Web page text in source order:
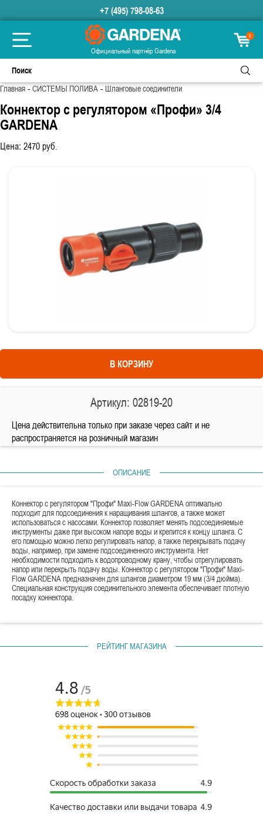
+7 (495) 798-08-63
Официальный партнёр Gardena
0
Главная-СИСТЕМЫ ПОЛИВА-Шланговые соединители
Коннектор с регулятором «Профи» 3/4
GARDENA
Цена: 2470руб.
В КОРЗИНУ
Артикул: 02819-20
Цена действительна только при заказе через сайт и не
распространяется на розничный магазин
ОПИСАНИЕ
Коннектор с регулятором "Профи" Maxi-Flow GARDENA оптимально
подходит для подсоединения к наращивания шлангов, а также может
использоваться с насосами. Коннектор позволяет менять подсоединяемые
инструменты даже при высоком напоре воды и крепится к концу шланга. С
его помощью можно легко регулировать напор, а также перекрывать подачу
воды, например, при замене подсоединенного инструмента. Нет
необходимости подходить к водопроводному крану, чтобы отрегулировать
напор или перекрыть подачу воды. Коннектор с регулятором "Профи" Maxi-
Flow GARDENA предназначен для шлангов диаметром 19 мм (3/4 дюйма).
Специальная конструкция соединительного элемента обеспечивает плотную
посадку коннектора.
РЕЙТИНГ МАГАЗИНА